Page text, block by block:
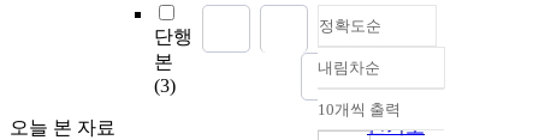
단행
본
(3)
오늘 본 자료
정확도순
정확도
순
인기도
내림차순
내림차순
10개씩 출력